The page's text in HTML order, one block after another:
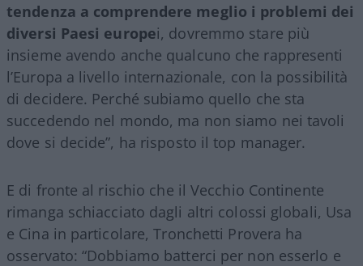
tendenza a comprendere meglio i problemi dei
diversi Paesi europei, dovremmo stare più
insieme avendo anche qualcuno che rappresenti
l’Europa a livello internazionale, con la possibilità
di decidere. Perché subiamo quello che sta
succedendo nel mondo, ma non siamo nei tavoli
dove si decide”, ha risposto il top manager.
E di fronte al rischio che il Vecchio Continente
rimanga schiacciato dagli altri colossi globali, Usa
e Cina in particolare, Tronchetti Provera ha
osservato: “Dobbiamo batterci per non esserlo e